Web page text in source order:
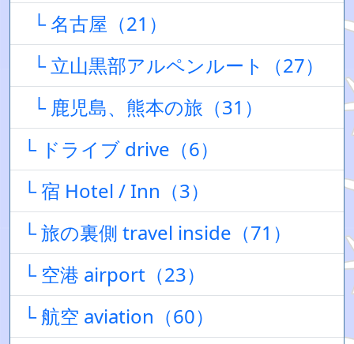
└ 名古屋（21）
└ 立山黒部アルペンルート（27）
└ 鹿児島、熊本の旅（31）
└ ドライブ drive（6）
└ 宿 Hotel / Inn（3）
└ 旅の裏側 travel inside（71）
└ 空港 airport（23）
└ 航空 aviation（60）